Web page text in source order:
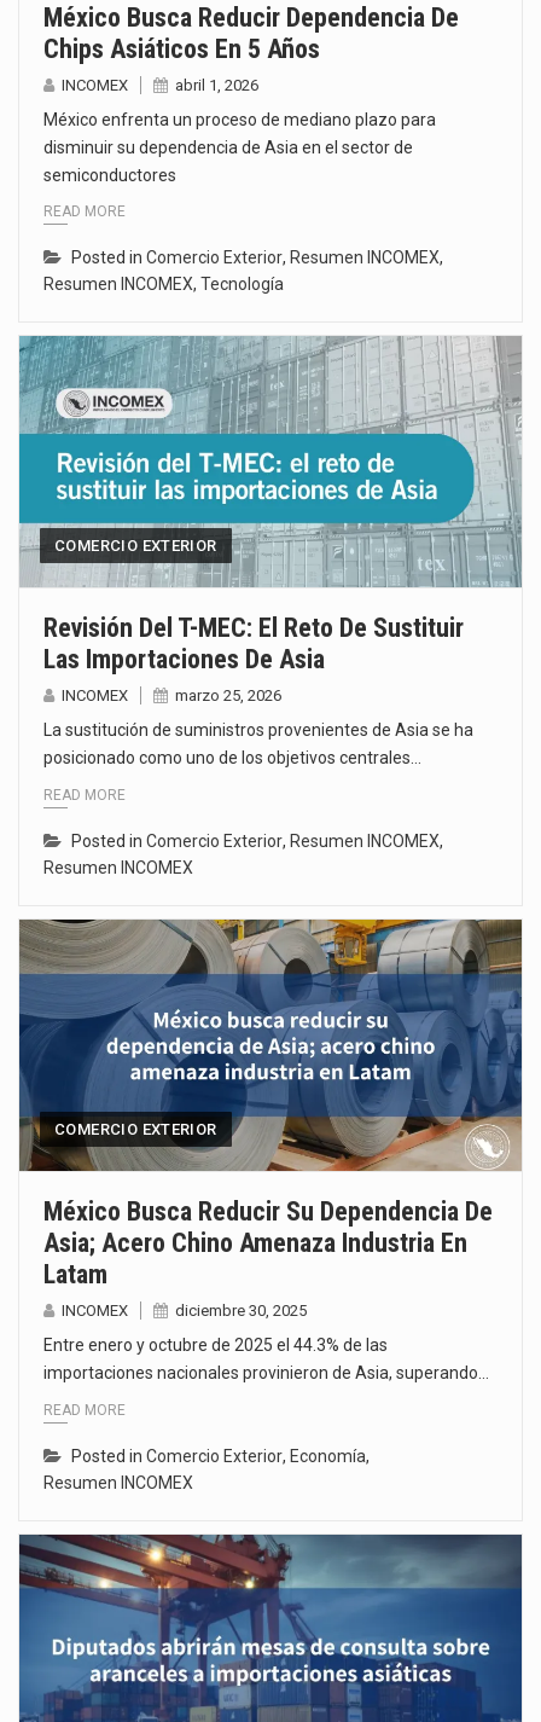
México Busca Reducir Dependencia De
Chips Asiáticos En 5 Años
INCOMEX abril 1, 2026
México enfrenta un proceso de mediano plazo para
disminuir su dependencia de Asia en el sector de
semiconductores
READ MORE
Posted in Comercio Exterior, Resumen INCOMEX,
Resumen INCOMEX, Tecnología
COMERCIO EXTERIOR
Revisión Del T-MEC: El Reto De Sustituir
Las Importaciones De Asia
INCOMEX marzo 25, 2026
La sustitución de suministros provenientes de Asia se ha
posicionado como uno de los objetivos centrales…
READ MORE
Posted in Comercio Exterior, Resumen INCOMEX,
Resumen INCOMEX
COMERCIO EXTERIOR
México Busca Reducir Su Dependencia De
Asia; Acero Chino Amenaza Industria En
Latam
INCOMEX diciembre 30, 2025
Entre enero y octubre de 2025 el 44.3% de las
importaciones nacionales provinieron de Asia, superando…
READ MORE
Posted in Comercio Exterior, Economía,
Resumen INCOMEX